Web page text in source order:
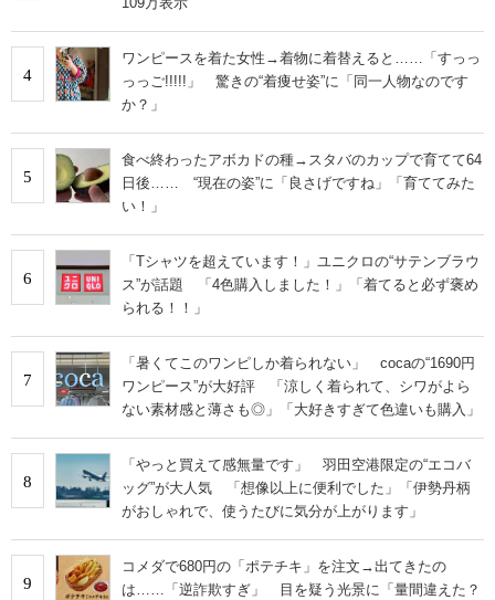
4
ワンピースを着た女性→着物に着替えると……「すっっ
っっご!!!!!」 驚きの“着痩せ姿”に「同一人物なのです
か？」
5
食べ終わったアボカドの種→スタバのカップで育てて64
日後…… “現在の姿”に「良さげですね」「育ててみた
い！」
6
「Tシャツを超えています！」ユニクロの“サテンブラウ
ス”が話題 「4色購入しました！」「着てると必ず褒め
られる！！」
7
「暑くてこのワンピしか着られない」 cocaの“1690円
ワンピース”が大好評 「涼しく着られて、シワがよら
ない素材感と薄さも◎」「大好きすぎて色違いも購入」
8
「やっと買えて感無量です」 羽田空港限定の“エコバ
ッグ”が大人気 「想像以上に便利でした」「伊勢丹柄
がおしゃれで、使うたびに気分が上がります」
9
コメダで680円の「ポテチキ」を注文→出てきたの
は……「逆詐欺すぎ」 目を疑う光景に「量間違えた？